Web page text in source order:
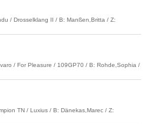
/ Drosselklang II / B: Manßen,Britta / Z:
/ For Pleasure / 109GP70 / B: Rohde,Sophia /
TN / Luxius / B: Dänekas,Marec / Z: